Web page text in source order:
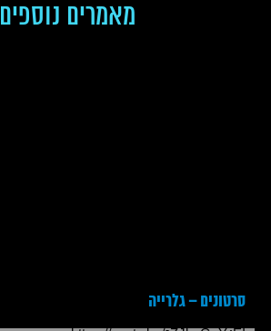
מאמרים נוספים
סרטונים – גלרייה